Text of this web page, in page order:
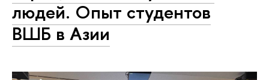
людей. Опыт студентов
ВШБ в Азии